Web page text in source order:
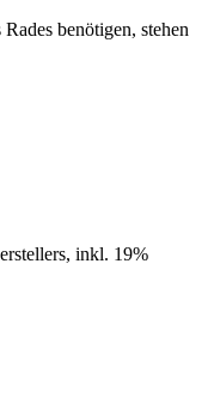
benötigen, stehen
inkl. 19%